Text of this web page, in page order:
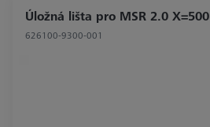
Úložná lišta pro MSR 2.0 X=500
626100-9300-001